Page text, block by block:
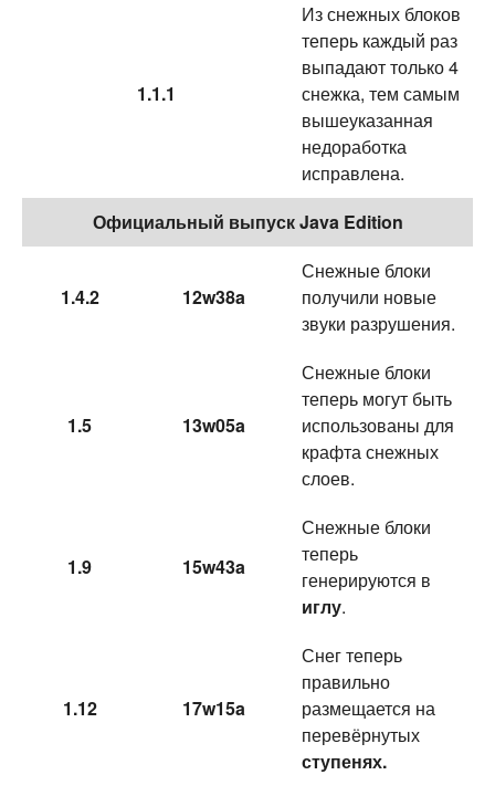
1.1.1
Из снежных блоков
теперь каждый раз
выпадают только 4
снежка, тем самым
вышеуказанная
недоработка
исправлена.
Официальный выпуск Java Edition
1.4.2 12w38a
Снежные блоки
получили новые
звуки разрушения.
1.5 13w05a
Снежные блоки
теперь могут быть
использованы для
крафта снежных
слоев.
1.9 15w43a
Снежные блоки
теперь
генерируются в
иглу.
1.12 17w15a
Снег теперь
правильно
размещается на
перевёрнутых
ступенях.